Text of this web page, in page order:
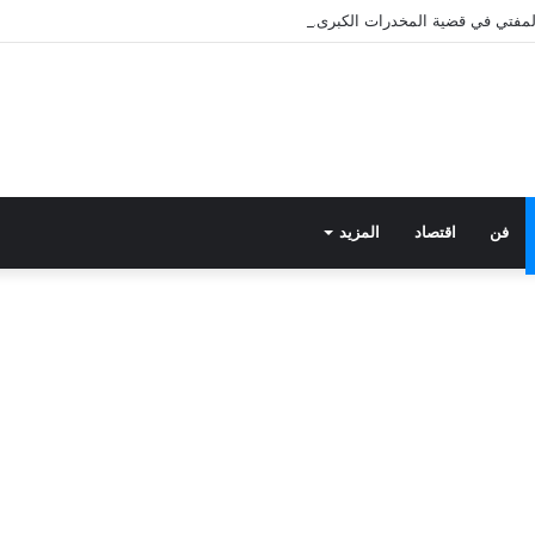
المفتي في قضية المخدرات الكبرى.. من هي سارة خليفة؟
فن اقتصاد المزيد